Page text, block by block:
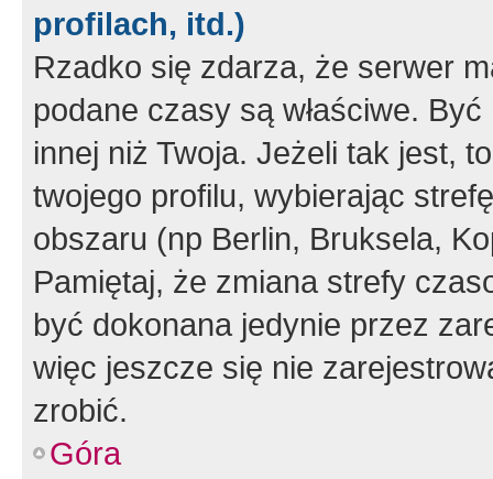
profilach, itd.)
Rzadko się zdarza, że serwer
podane czasy są właściwe.
innej niż Twoja. Jeżeli tak jest,
twojego profilu, wybierając
obszaru (np Berlin, Bruksela,
Pamiętaj, że zmiana strefy
być dokonana jedynie przez
więc jeszcze się nie
zrobić.
Góra